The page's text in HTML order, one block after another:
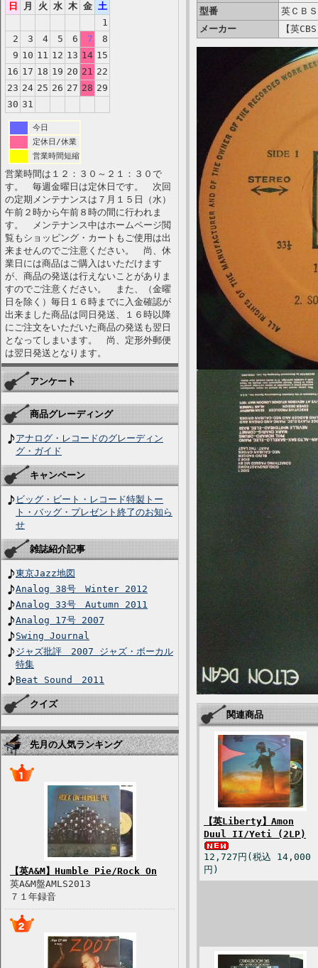
日
月 火 水 木 金 土
1
2
3 4 5 6 7
8
9 10 11 12 13 14 15
16 17 18 19 20 21 22
23 24 25 26 27 28 29
30 31
今日
定休日/休業
営業時間短縮
営業時間は１２：３０～２１：３０で
す。 毎週金曜日は定休日です。 次回
の定期メンテナンスは７月１５日（水）
午前２時から午前８時の間に行われま
す。 メンテナンス中はホームページ閲
覧もショッピング・カートもご使用は出
来ませんのでご注意ください。 尚、休
業日には商品はご購入はいただけます
が、商品の発送は行えないことがありま
すのでご注意ください。 また、（金曜
日を除く）毎日１６時までに入金確認が
出来ました商品は同日発送、１６時以降
にご注文をいただいた商品の発送も翌日
となってしまいます。 尚、定形外郵便
は翌日発送となります。
アンケート
商品グレーディング
アナログ・レコードのグレーディン
グ・ガイド
キャンペーン
ビッグ・ビート・レコード特製トー
ト・バッグ・プレゼント終了のお知ら
せ
雑誌紹介記事
東京Jazz地図
Analog 38号 Winter 2012
Analog 33号 Autumn 2011
Analog 17号 2007
Swing Journal
ジャズ批評 2007 ジャズ・ボーカル
特集
Beat Sound 2011
クイズ
先月の人気ランキング
【英A&M】Humble Pie/Rock On
英A&M盤AMLS2013
７１年録音
型番
英ＣＢ
メーカー
【英
関連商品
【英Liberty】Amon
Duul II/Yeti (2LP)
12,727円(税込 14,000
円)